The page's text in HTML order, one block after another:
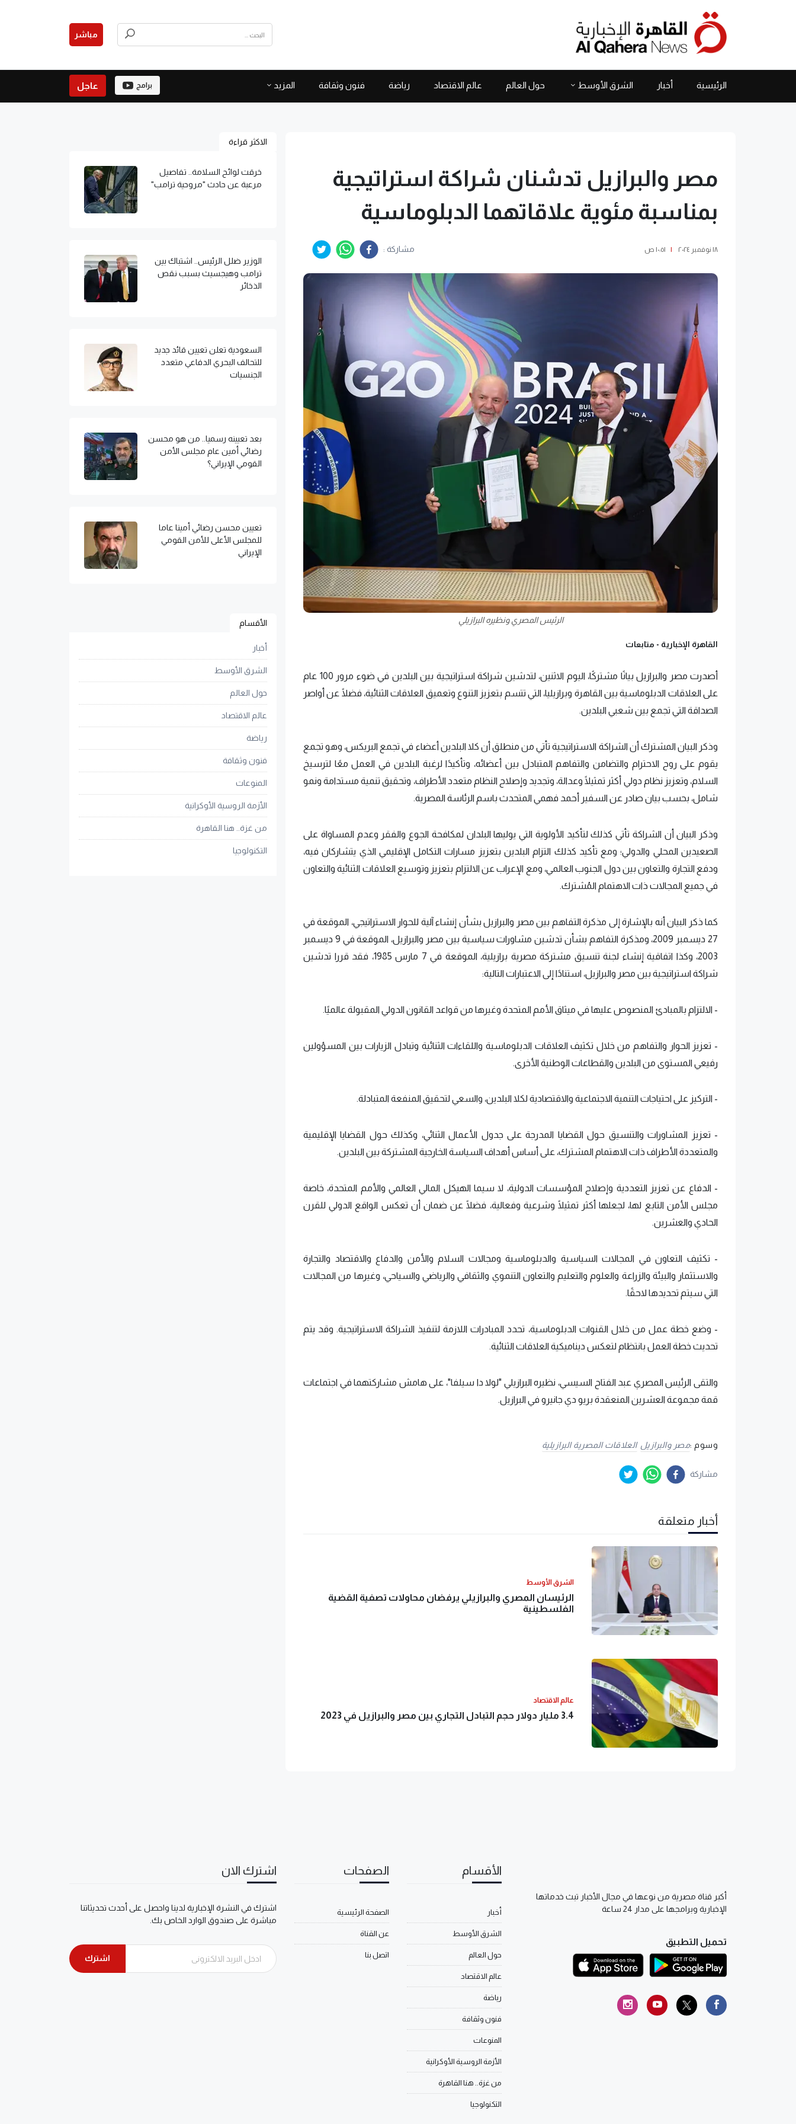
مباشر
الرئيسية أخبار الشرق الأوسط حول العالم عالم الاقتصاد رياضة فنون وثقافة المزيد برامج عاجل
مصر والبرازيل تدشنان شراكة استراتيجية
بمناسبة مئوية علاقاتهما الدبلوماسية
١٨ نوفمبر ٢٠٢٤ | ١٠:٥١ ص مشاركة :
الرئيس المصري ونظيره البرازيلي
القاهرة الإخبارية - متابعات
أصدرت مصر والبرازيل بيانًا مشتركًا، اليوم الاثنين، لتدشين شراكة استراتيجية بين البلدين في ضوء مرور 100 عام
على العلاقات الدبلوماسية بين القاهرة وبرازيليا، التي تتسم بتعزيز التنوع وتعميق العلاقات الثنائية، فضلًا عن أواصر
الصداقة التي تجمع بين شعبي البلدين.
وذكر البيان المشترك أن الشراكة الاستراتيجية تأتي من منطلق أن كلا البلدين أعضاء في تجمع البريكس، وهو تجمع
يقوم على روح الاحترام والتضامن والتفاهم المتبادل بين أعضائه، وتأكيدًا لرغبة البلدين في العمل معًا لترسيخ
السلام، وتعزيز نظام دولي أكثر تمثيلًا وعدالة، وتجديد وإصلاح النظام متعدد الأطراف، وتحقيق تنمية مستدامة ونمو
شامل، بحسب بيان صادر عن السفير أحمد فهمي المتحدث باسم الرئاسة المصرية.
وذكر البيان أن الشراكة تأتي كذلك لتأكيد الأولوية التي يوليها البلدان لمكافحة الجوع والفقر وعدم المساواة على
الصعيدين المحلي والدولي؛ ومع تأكيد كذلك التزام البلدين بتعزيز مسارات التكامل الإقليمي الذي يتشاركان فيه،
ودفع التجارة والتعاون بين دول الجنوب العالمي، ومع الإعراب عن الالتزام بتعزيز وتوسيع العلاقات الثنائية والتعاون
في جميع المجالات ذات الاهتمام المُشترك.
كما ذكر البيان أنه بالإشارة إلى مذكرة التفاهم بين مصر والبرازيل بشأن إنشاء آلية للحوار الاستراتيجي، الموقعة في
27 ديسمبر 2009، ومذكرة التفاهم بشأن تدشين مشاورات سياسية بين مصر والبرازيل، الموقعة في 9 ديسمبر
2003، وكذا اتفاقية إنشاء لجنة تنسيق مشتركة مصرية برازيلية، الموقعة في 7 مارس 1985، فقد قررا تدشين
شراكة استراتيجية بين مصر والبرازيل، استنادًا إلى الاعتبارات التالية:
-​ الالتزام بالمبادئ المنصوص عليها في ميثاق الأمم المتحدة وغيرها من قواعد القانون الدولي المقبولة عالميًا.
-​ تعزيز الحوار والتفاهم من خلال تكثيف العلاقات الدبلوماسية واللقاءات الثنائية وتبادل الزيارات بين المسؤولين
رفيعي المستوى من البلدين والقطاعات الوطنية الأخرى.
- ​التركيز على احتياجات التنمية الاجتماعية والاقتصادية لكلا البلدين، والسعي لتحقيق المنفعة المتبادلة.
-​ تعزيز المشاورات والتنسيق حول القضايا المدرجة على جدول الأعمال الثنائي، وكذلك حول القضايا الإقليمية
والمتعددة الأطراف ذات الاهتمام المشترك، على أساس أهداف السياسة الخارجية المشتركة بين البلدين.
-​ الدفاع عن تعزيز التعددية وإصلاح المؤسسات الدولية، لا سيما الهيكل المالي العالمي والأمم المتحدة، خاصة
مجلس الأمن التابع لها، لجعلها أكثر تمثيلًا وشرعية وفعالية، فضلًا عن ضمان أن تعكس الواقع الدولي للقرن
الحادي والعشرين.
-​ تكثيف التعاون في المجالات السياسية والدبلوماسية ومجالات السلام والأمن والدفاع والاقتصاد والتجارة
والاستثمار والبيئة والزراعة والعلوم والتعليم والتعاون التنموي والثقافي والرياضي والسياحي، وغيرها من المجالات
التي سيتم تحديدها لاحقًا.
-​ وضع خطة عمل من خلال القنوات الدبلوماسية، تحدد المبادرات اللازمة لتنفيذ الشراكة الاستراتيجية. وقد يتم
تحديث خطة العمل بانتظام لتعكس ديناميكية العلاقات الثنائية.
والتقى الرئيس المصري عبد الفتاح السيسي، نظيره البرازيلي "لولا دا سيلفا"، على هامش مشاركتهما في اجتماعات
قمة مجموعة العشرين المنعقدة بريو دي جانيرو في البرازيل.
وسوم :مصر والبرازيل العلاقات المصرية البرازيلية
مشاركة
أخبار متعلقة
الشرق الأوسط
الرئيسان المصري والبرازيلي يرفضان محاولات تصفية القضية
الفلسطينية
عالم الاقتصاد
3.4 مليار دولار حجم التبادل التجاري بين مصر والبرازيل في 2023
الاكثر قراءة
خرقت لوائح السلامة.. تفاصيل
مرعبة عن حادث "مروحية ترامب"
الوزير ضلل الرئيس.. اشتباك بين
ترامب وهيجسيث بسبب نقص
الذخائر
السعودية تعلن تعيين قائد جديد
للتحالف البحري الدفاعي متعدد
الجنسيات
بعد تعيينه رسميا.. من هو محسن
رضائي أمين عام مجلس الأمن
القومي الإيراني؟
تعيين محسن رضائي أمينا عاما
للمجلس الأعلى للأمن القومي
الإيراني
الأقسام
أخبار
الشرق الأوسط
حول العالم
عالم الاقتصاد
رياضة
فنون وثقافة
المنوعات
الأزمة الروسية الأوكرانية
من غزة.. هنا القاهرة
التكنولوجيا
أكبر قناة مصرية من نوعها في مجال الأخبار تبث خدماتها
الإخبارية وبرامجها على مدار 24 ساعة
تحميل التطبيق
الأقسام
أخبار
الشرق الأوسط
حول العالم
عالم الاقتصاد
رياضة
فنون وثقافة
المنوعات
الأزمة الروسية الأوكرانية
من غزة.. هنا القاهرة
التكنولوجيا
الصفحات
الصفحة الرئيسية
عن القناة
اتصل بنا
اشترك الان
اشترك في النشرة الإخبارية لدينا واحصل على أحدث تحديثاتنا
مباشرة على صندوق الوارد الخاص بك.
اشترك